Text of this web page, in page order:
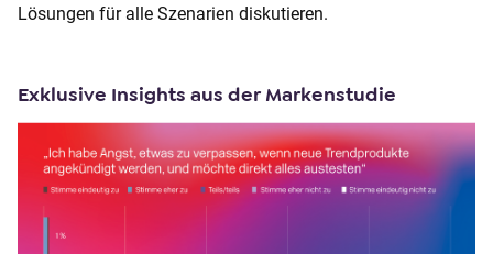
Lösungen für alle Szenarien diskutieren.
Exklusive Insights aus der Markenstudie